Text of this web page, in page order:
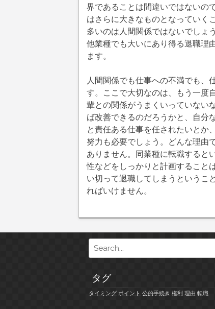
界であることは間違いではないの
はさらに大きなものとなっていく
多いのは人間関係ではないでしょ
他業種でも大いにあり得る退職理
ます。
人間関係でも仕事への不満でも、
す。ここで大切なのは、もう一度
輩との関係がうまくいっていない
ば改善できるのだろうかと、自分
と責任ある仕事を任されたいとか
努力も必要でしょう。どんな理由
ありません。同業種に転職すると
性などをしっかりと計画すること
い切って退職してしまうというこ
ればいけません。
for:
タグ
タイミング ポイント 公的手続き 権利 理由 転職